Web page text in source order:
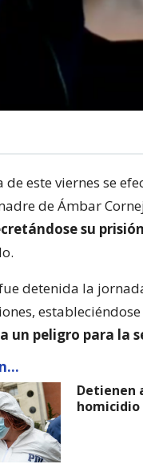
de este viernes se
de Ámbar
su
detenida la
un peligro para la
Detienen